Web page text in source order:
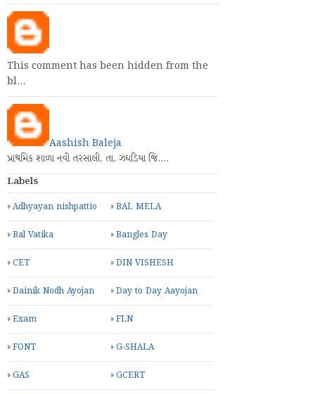
This comment has been hidden from the
bl…
Aashish Baleja
પ્રાથમિક શાળા નવી તરસાલી. તા. ઝઘડિયા જિ.…
Labels
Adhyayan nishpattio BAL MELA
Bal Vatika Bangles Day
CET DIN VISHESH
Dainik Nodh Ayojan Day to Day Aayojan
Exam FLN
FONT G-SHALA
GAS GCERT